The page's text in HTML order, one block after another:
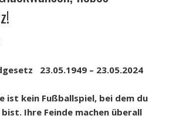
23.05.1949 – 23.05.2024
ist kein Fußballspiel, bei dem du
bist. Ihre Feinde machen überall